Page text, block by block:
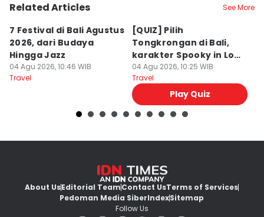
Related Articles See More
7 Festival di Bali Agustus
2026, dari Budaya
Hingga Jazz
04 Agu 2026, 10:46 WIB
Travel
[QUIZ] Pilih
Tongkrongan di Bali,
karakter Spooky in Love
Ini Mirip Kamu
04 Agu 2026, 10:25 WIB
Travel
Play Quiz
About UsEditorial TeamContact UsTerms of Services
Pedoman Media SiberIndexSitemap
Follow Us